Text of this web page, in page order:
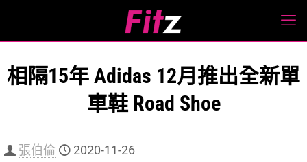
相隔15年 Adidas 12月推出全新單
車鞋 Road Shoe
張伯倫 2020-11-26